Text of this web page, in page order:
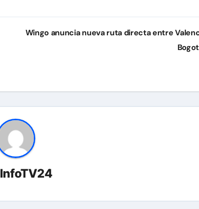
Wingo anuncia nueva ruta directa entre
InfoTV24